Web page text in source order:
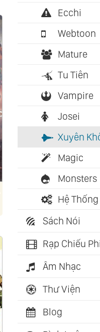
Ecchi
Webtoon
Mature
Tu Tiên
Vampire
Josei
Xuyên
Magic
Monsters
Hệ Thống
Sách Nói
Rạp Chiếu
Âm Nhạc
Thư Viện
Blog